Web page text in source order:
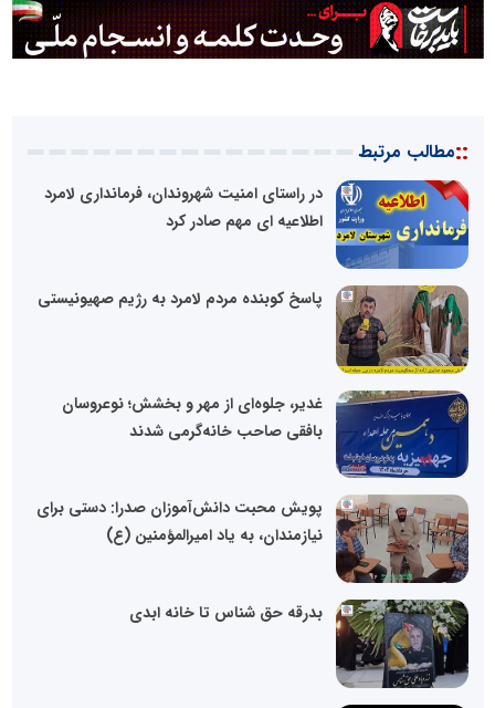
::مطالب مرتبط
در راستای امنیت شهروندان، فرمانداری لامرد
اطلاعیه ای مهم صادر کرد
پاسخ کوبنده مردم لامرد به رژیم صهیونیستی
غدیر، جلوه‌ای از مهر و بخشش؛ نوعروسان
بافقی صاحب خانه‌گرمی شدند
پویش محبت دانش‌آموزان صدرا: دستی برای
نیازمندان، به یاد امیرالمؤمنین (ع)
بدرقه حق شناس تا خانه ابدی